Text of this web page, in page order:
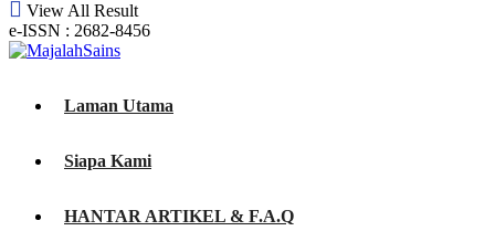
View All Result
e-ISSN : 2682-8456
Laman Utama
Siapa Kami
HANTAR ARTIKEL & F.A.Q